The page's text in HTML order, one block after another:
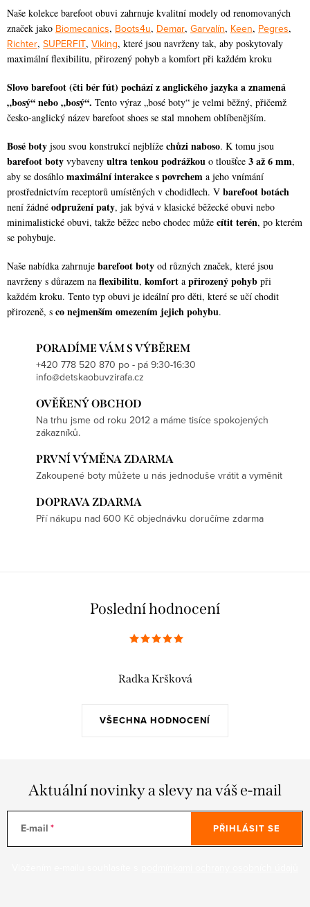
c
í
p
r
v
k
y
ý
p
i
s
u
á
n
k
v
á
n
í
Naše kolekce barefoot obuvi zahrnuje kvalitní modely od renomovaných
značek jako Biomecanics, Boots4u, Demar, Garvalín, Keen, Pegres,
Richter, SUPERFIT, Viking, které jsou navrženy tak, aby poskytovaly
maximální flexibilitu, přirozený pohyb a komfort při každém kroku
Slovo barefoot (čti bér fút) pochází z anglického jazyka a znamená
„bosý“ nebo „bosý“. Tento výraz „bosé boty“ je velmi běžný, přičemž
česko-anglický název barefoot shoes se stal mnohem oblíbenějším.
Bosé boty jsou svou konstrukcí nejblíže chůzi naboso. K tomu jsou
barefoot boty vybaveny ultra tenkou podrážkou o tloušťce 3 až 6 mm,
aby se dosáhlo maximální interakce s povrchem a jeho vnímání
prostřednictvím receptorů umístěných v chodidlech. V barefoot botách
není žádné odpružení paty, jak bývá v klasické běžecké obuvi nebo
minimalistické obuvi, takže běžec nebo chodec může cítit terén, po kterém
se pohybuje.
Naše nabídka zahrnuje barefoot boty od různých značek, které jsou
navrženy s důrazem na flexibilitu, komfort a přirozený pohyb při
každém kroku. Tento typ obuvi je ideální pro děti, které se učí chodit
přirozeně, s co nejmenším omezením jejich pohybu.
PORADÍME VÁM S VÝBĚREM
+420 778 520 870 po - pá 9:30-16:30
info@detskaobuvzirafa.cz
OVĚŘENÝ OBCHOD
Na trhu jsme od roku 2012 a máme tisíce spokojených
zákazníků.
PRVNÍ VÝMĚNA ZDARMA
Zakoupené boty můžete u nás jednoduše vrátit a vyměnit
DOPRAVA ZDARMA
Pří nákupu nad 600 Kč objednávku doručíme zdarma
Poslední hodnocení
VŠECHNA HODNOCENÍ
Radka Kršková
Aktuální novinky a slevy na váš e-mail
E-mail PŘIHLÁSIT SE